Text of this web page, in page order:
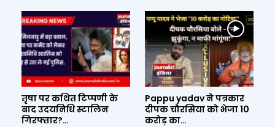
तृषा पर कथित टिप्पणी के
बाद उदयनिधि स्टालिन
गिरफ्तार?…
Pappu yadav ने पत्रकार
दीपक चौरसिया को भेजा 10
करोड़ का…